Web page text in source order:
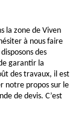
la zone de Viven
à nous faire
des
garantir la
des travaux, il est
notre propos sur le
de devis. C’est